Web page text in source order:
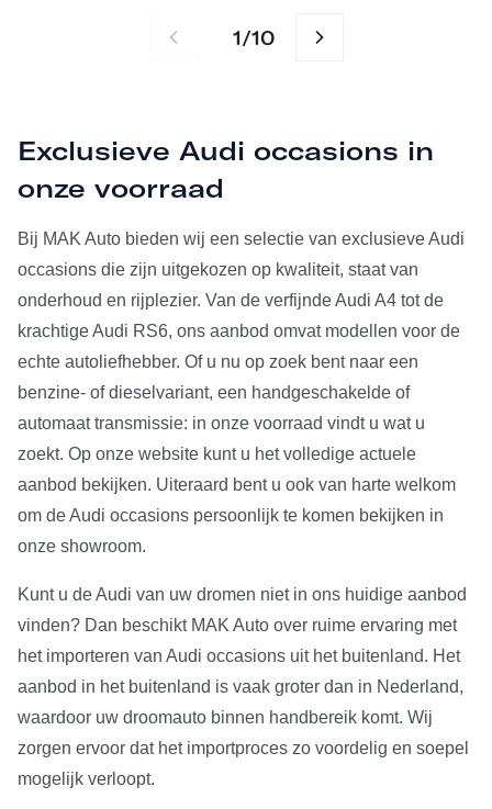
1/10
Exclusieve Audi occasions in
onze voorraad
Bij MAK Auto bieden wij een selectie van exclusieve Audi
occasions die zijn uitgekozen op kwaliteit, staat van
onderhoud en rijplezier. Van de verfijnde Audi A4 tot de
krachtige Audi RS6, ons aanbod omvat modellen voor de
echte autoliefhebber. Of u nu op zoek bent naar een
benzine- of dieselvariant, een handgeschakelde of
automaat transmissie: in onze voorraad vindt u wat u
zoekt. Op onze website kunt u het volledige actuele
aanbod bekijken. Uiteraard bent u ook van harte welkom
om de Audi occasions persoonlijk te komen bekijken in
onze showroom.
Kunt u de Audi van uw dromen niet in ons huidige aanbod
vinden? Dan beschikt MAK Auto over ruime ervaring met
het importeren van Audi occasions uit het buitenland. Het
aanbod in het buitenland is vaak groter dan in Nederland,
waardoor uw droomauto binnen handbereik komt. Wij
zorgen ervoor dat het importproces zo voordelig en soepel
mogelijk verloopt.